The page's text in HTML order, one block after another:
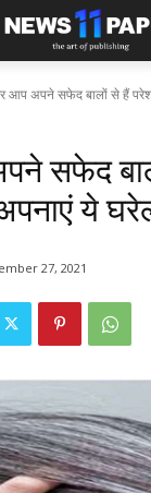
आप अपने सफेद बालों से हैं
सफेद
ये
27, 2021